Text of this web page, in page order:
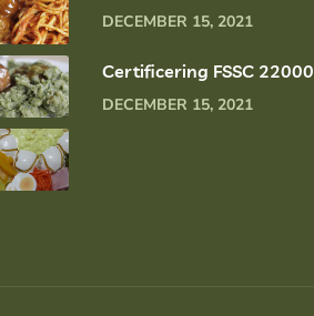
DECEMBER 15, 2021
Certificering FSSC 22000
DECEMBER 15, 2021